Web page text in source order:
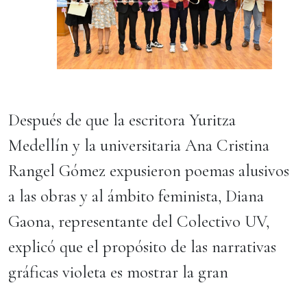
Después de que la escritora Yuritza
Medellín y la universitaria Ana Cristina
Rangel Gómez expusieron poemas alusivos
a las obras y al ámbito feminista, Diana
Gaona, representante del Colectivo UV,
explicó que el propósito de las narrativas
gráficas violeta es mostrar la gran